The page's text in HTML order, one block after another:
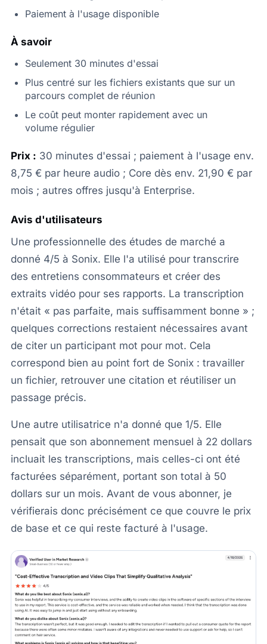
Paiement à l'usage disponible
À savoir
Seulement 30 minutes d'essai
Plus centré sur les fichiers existants que sur un
parcours complet de réunion
Le coût peut monter rapidement avec un
volume régulier
Prix : 30 minutes d'essai ; paiement à l'usage env.
8,75 € par heure audio ; Core dès env. 21,90 € par
mois ; autres offres jusqu'à Enterprise.
Avis d'utilisateurs
Une professionnelle des études de marché a
donné 4/5 à Sonix. Elle l'a utilisé pour transcrire
des entretiens consommateurs et créer des
extraits vidéo pour ses rapports. La transcription
n'était « pas parfaite, mais suffisamment bonne » ;
quelques corrections restaient nécessaires avant
de citer un participant mot pour mot. Cela
correspond bien au point fort de Sonix : travailler
un fichier, retrouver une citation et réutiliser un
passage précis.
Une autre utilisatrice n'a donné que 1/5. Elle
pensait que son abonnement mensuel à 22 dollars
incluait les transcriptions, mais celles-ci ont été
facturées séparément, portant son total à 50
dollars sur un mois. Avant de vous abonner, je
vérifierais donc précisément ce que couvre le prix
de base et ce qui reste facturé à l'usage.